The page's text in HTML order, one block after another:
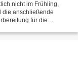
nicht im Frühling,
die anschließende
für die